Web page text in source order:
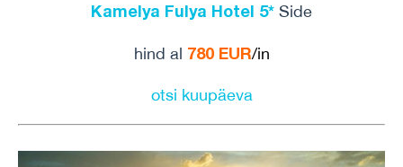
Kamelya Fulya Hotel 5* Side
hind al 780EUR/in
otsi kuupäeva